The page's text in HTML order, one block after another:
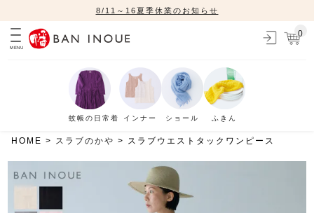
8/11～16夏季休業のお知らせ
MENU
0
蚊帳の日常着 インナー ショール ふきん
HOME スラブのかや スラブウエストタックワンピース